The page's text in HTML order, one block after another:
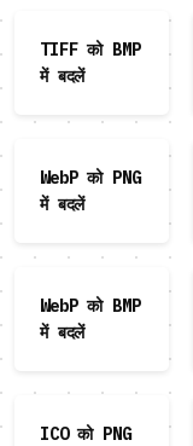
TIFF को BMP
में बदलें
WebP को PNG
में बदलें
WebP को BMP
में बदलें
ICO को PNG